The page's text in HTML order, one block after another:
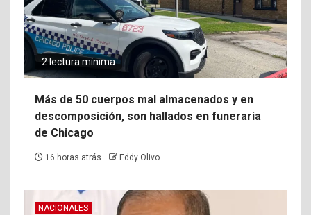
2 lectura mínima
Más de 50 cuerpos mal almacenados y en
descomposición, son hallados en funeraria
de Chicago
16 horas atrás Eddy Olivo
NACIONALES